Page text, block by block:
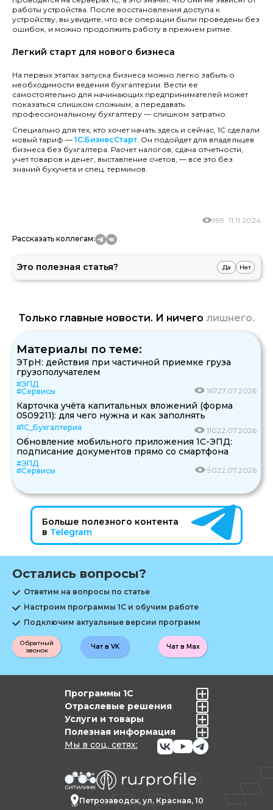
работы устройства. После восстановления доступа к
устройству, вы увидите, что все операции были проведены без
ошибок, и можно продолжить работу в прежнем ритме.
Легкий старт для нового бизнеса
На первых этапах запуска бизнеса можно легко забыть о
необходимости ведения бухгалтерии. Вести ее
самостоятельно для начинающих предпринимателей может
показаться слишком сложным, а передавать
профессиональному бухгалтеру — слишком затратно.
Специально для тех, кто хочет начать здесь и сейчас, 1С сделали
новый тариф — 1С:БизнесСтарт. Он подойдет для владельцев
бизнеса без бухгалтера. Расчет налогов, сдача отчетности,
учет товаров и денег, выставление счетов, — все это без
знаний бухучета и спец. терминов.
11.11.2024
999
Рассказать коллегам:
Это полезная статья? Да Нет
Только главные новости. И ничего лишнего.
Материалы по теме:
ЭТрН: действия при частичной приемке груза
грузополучателем
#ЭПД
#Сервисы
16727.07.2026
Карточка учёта капитальных вложений (форма
0509211): для чего нужна и как заполнять
#1С_Бухгалтерия 11022.07.2026
Обновление мобильного приложения 1С-ЭПД:
подписание документов прямо со смартфона
#ЭПД
#Сервисы
9022.07.2026
Больше полезного контента
в Telegram
Остались вопросы?
Ответим на вопросы по статье
Настроим программы 1С и обучим работе
Подключим актуальные версии программ
Обратный
звонок
Чат в Max
Чат в VK
Петрозаводск, ул. Красная, 10
Мы в соц. сетях:
Программы 1С
Отраслевые решения
Услуги и товары
Полезная информация